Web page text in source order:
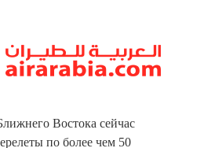
Востока сейчас
по более чем 50